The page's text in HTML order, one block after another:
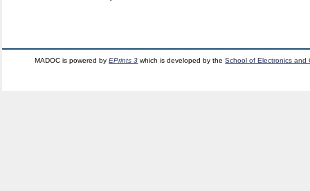
MADOC is powered byEPrints 3 which is developed by theSchool of Electronics and